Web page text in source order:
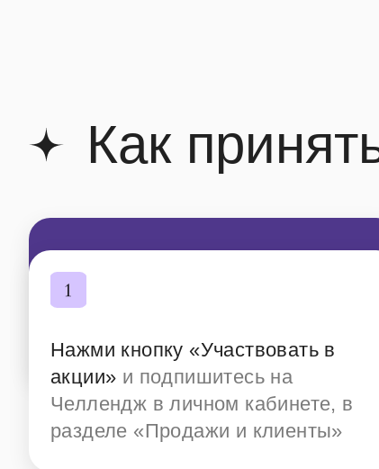
Как
Нажми кнопку «Участвовать в
акции» и подпишитесь на
Челлендж в личном кабинете, в
разделе «Продажи и клиенты»